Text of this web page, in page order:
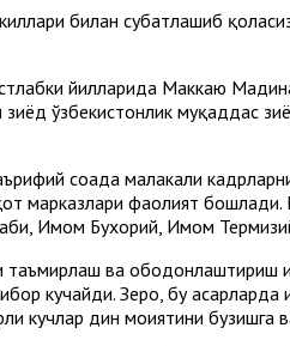
билан суҳбатлашиб
йилларида Маккаю
ўзбекистонлик муқаддас
соҳада малакали
марказлари фаолият
Имом Бухорий, Имом
ва ободонлаштириш
кучайди. Зеро, бу
кучлар дин моҳиятини